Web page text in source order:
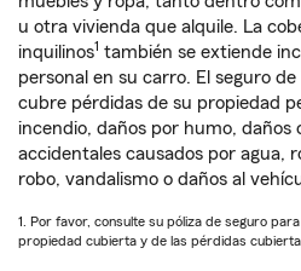
u otra vivienda que alquile. La
inquilinos1 también se extiende
personal en su carro. El seguro
cubre pérdidas de su propiedad
incendio, daños por humo,
accidentales causados por agua,
robo, vandalismo o daños al
1. Por favor, consulte su póliza de seguro
propiedad cubierta y de las pérdidas